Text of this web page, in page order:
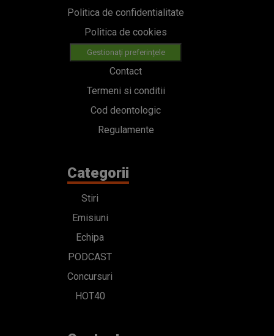
Politica de confidentialitate
Politica de cookies
Gestionați preferințele
Contact
Termeni si conditii
Cod deontologic
Regulamente
Categorii
Stiri
Emisiuni
Echipa
PODCAST
Concursuri
HOT40